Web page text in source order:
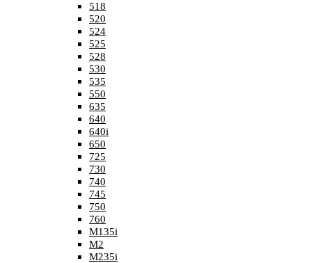
518
520
524
525
528
530
535
550
635
640
640i
650
725
730
740
745
750
760
M135i
M2
M235i